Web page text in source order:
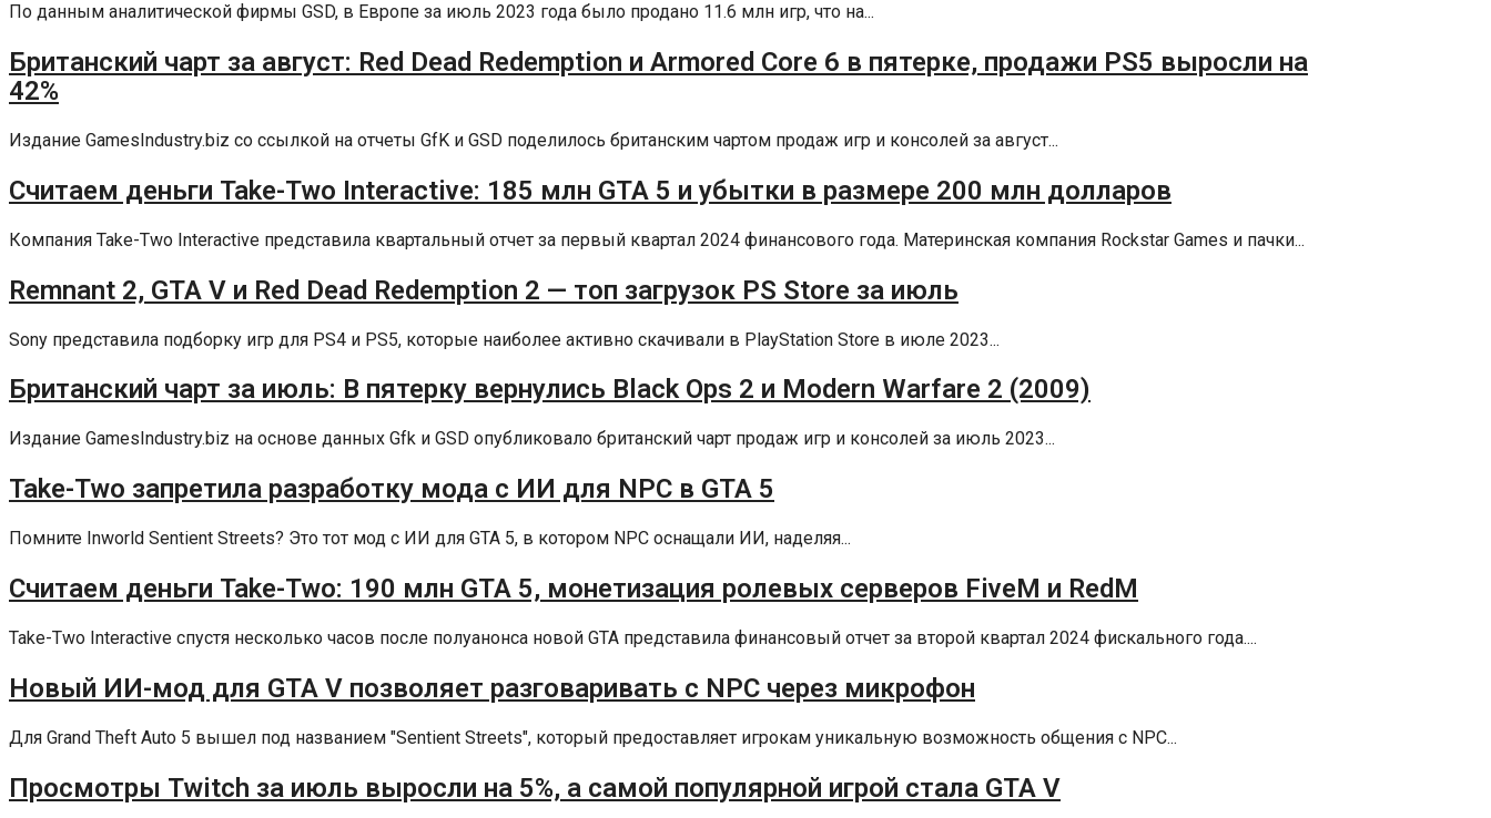
По данным аналитической фирмы GSD, в Европе за июль 2023 года было продано 11.6 млн игр, что на...
Британский чарт за август: Red Dead Redemption и Armored Core 6 в пятерке, продажи PS5 выросли на
42%
Издание GamesIndustry.biz со ссылкой на отчеты GfK и GSD поделилось британским чартом продаж игр и консолей за август...
Считаем деньги Take-Two Interactive: 185 млн GTA 5 и убытки в размере 200 млн долларов
Компания Take-Two Interactive представила квартальный отчет за первый квартал 2024 финансового года. Материнская компания Rockstar Games и пачки...
Remnant 2, GTA V и Red Dead Redemption 2 — топ загрузок PS Store за июль
Sony представила подборку игр для PS4 и PS5, которые наиболее активно скачивали в PlayStation Store в июле 2023...
Британский чарт за июль: В пятерку вернулись Black Ops 2 и Modern Warfare 2 (2009)
Издание GamesIndustry.biz на основе данных Gfk и GSD опубликовало британский чарт продаж игр и консолей за июль 2023...
Take-Two запретила разработку мода с ИИ для NPC в GTA 5
Помните Inworld Sentient Streets? Это тот мод с ИИ для GTA 5, в котором NPC оснащали ИИ, наделяя...
Считаем деньги Take-Two: 190 млн GTA 5, монетизация ролевых серверов FiveM и RedM
Take-Two Interactive спустя несколько часов после полуанонса новой GTA представила финансовый отчет за второй квартал 2024 фискального года....
Новый ИИ-мод для GTA V позволяет разговаривать с NPC через микрофон
Для Grand Theft Auto 5 вышел под названием "Sentient Streets", который предоставляет игрокам уникальную возможность общения с NPC...
Просмотры Twitch за июль выросли на 5%, а самой популярной игрой стала GTA V